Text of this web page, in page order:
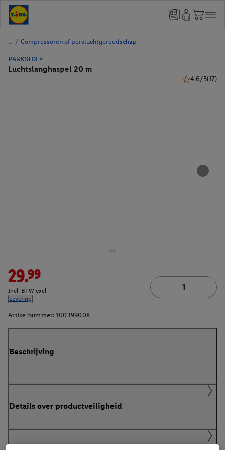
/ Compressoren of persluchtgereedschap
PARKSIDE®
Luchtslanghaspel 20 m
4.6/5(17)
29.99
Incl. BTW excl.
Levering
Artikelnummer: 100399008
Beschrijving
Details over productveiligheid